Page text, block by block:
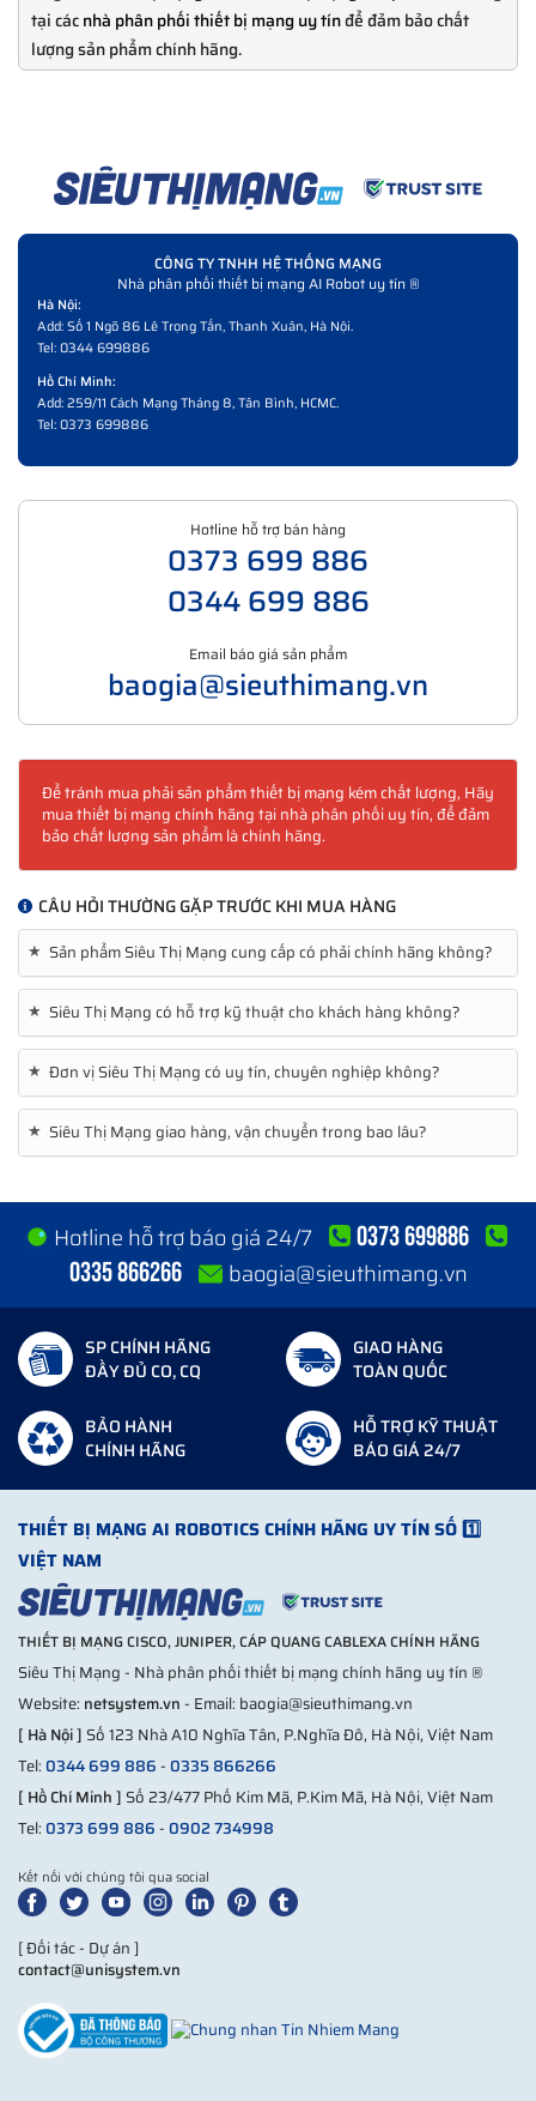
tại cácnhà phân phối thiết bị mạng uy tínđể đảm bảo chất
lượng sản phẩm chính hãng.
CÔNG TY TNHH HỆ THỐNG MẠNG
Nhà phân phối thiết bị mạng AI Robot uy tín ®
Hà Nội:
Add: Số 1 Ngõ 86 Lê Trọng Tấn, Thanh Xuân, Hà Nội.
Tel:0344 699886
Hồ Chí Minh:
Add: 259/11 Cách Mạng Tháng 8, Tân Bình, HCMC.
Tel:0373 699886
Hotline hỗ trợ bán hàng
0373 699 886
0344 699 886
Email báo giá sản phẩm
baogia@sieuthimang.vn
Để tránh mua phải sản phẩm thiết bị mạng kém chất lượng, Hãy
mua thiết bị mạng chính hãng tại nhà phân phối uy tín, để đảm
bảo chất lượng sản phẩm là chính hãng.
CÂU HỎI THƯỜNG GẶP TRƯỚC KHI MUA HÀNG
★ Sản phẩm Siêu Thị Mạng cung cấp có phải chính hãng không?
★ Siêu Thị Mạng có hỗ trợ kỹ thuật cho khách hàng không?
★ Đơn vị Siêu Thị Mạng có uy tín, chuyên nghiệp không?
★ Siêu Thị Mạng giao hàng, vận chuyển trong bao lâu?
Hotline hỗ trợ báo giá 24/7
0373 699886
0335 866266
baogia@sieuthimang.vn
SP CHÍNH HÃNG
ĐẦY ĐỦ CO, CQ
GIAO HÀNG
TOÀN QUỐC
BẢO HÀNH
CHÍNH HÃNG
HỖ TRỢ KỸ THUẬT
BÁO GIÁ 24/7
THIẾT BỊ MẠNG AI ROBOTICS CHÍNH HÃNG UY TÍN SỐ 1️⃣
VIỆT NAM
THIẾT BỊ MẠNG CISCO, JUNIPER, CÁP QUANG CABLEXA CHÍNH HÃNG
Siêu Thị Mạng - Nhà phân phối thiết bị mạng chính hãng uy tín ®
Website: netsystem.vn- Email: baogia@sieuthimang.vn
[ Hà Nội ] Số 123 Nhà A10 Nghĩa Tân, P.Nghĩa Đô, Hà Nội, Việt Nam
Tel:0344 699 886-0335 866266
[ Hồ Chí Minh ] Số 23/477 Phố Kim Mã, P.Kim Mã, Hà Nội, Việt Nam
Tel:0373 699 886-0902 734998
Kết nối với chúng tôi qua social
[ Đối tác - Dự án ]
contact@unisystem.vn